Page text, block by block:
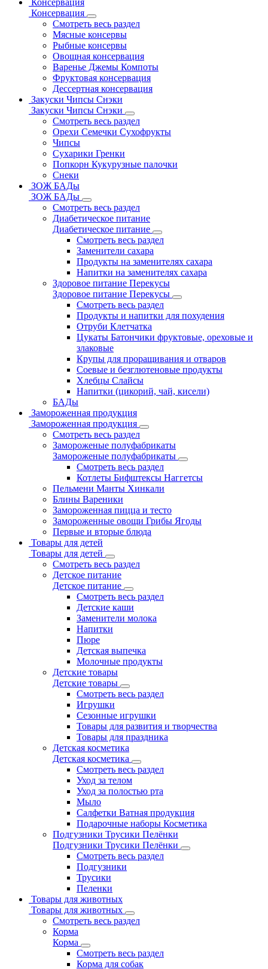
Консервация
Консервация
Смотреть весь раздел
Мясные консервы
Рыбные консервы
Овощная консервация
Варенье Джемы Компоты
Фруктовая консервация
Дессертная консервация
Закуски Чипсы Снэки
Закуски Чипсы Снэки
Смотреть весь раздел
Орехи Семечки Сухофрукты
Чипсы
Сухарики Гренки
Попкорн Кукурузные палочки
Снеки
ЗОЖ БАДы
ЗОЖ БАДы
Смотреть весь раздел
Диабетическое питание
Диабетическое питание
Смотреть весь раздел
Заменители сахара
Продукты на заменителях сахара
Напитки на заменителях сахара
Здоровое питание Перекусы
Здоровое питание Перекусы
Смотреть весь раздел
Продукты и напитки для похудения
Отруби Клетчатка
Цукаты Батончики фруктовые, ореховые и
злаковые
Крупы для проращивания и отваров
Соевые и безглютеновые продукты
Хлебцы Слайсы
Напитки (цикорий, чай, кисели)
БАДы
Замороженная продукция
Замороженная продукция
Смотреть весь раздел
Замороженые полуфабрикаты
Замороженые полуфабрикаты
Смотреть весь раздел
Котлеты Бифштексы Наггетсы
Пельмени Манты Хинкали
Блины Вареники
Замороженная пицца и тесто
Замороженные овощи Грибы Ягоды
Первые и вторые блюда
Товары для детей
Товары для детей
Смотреть весь раздел
Детское питание
Детское питание
Смотреть весь раздел
Детские каши
Заменители молока
Напитки
Пюре
Детская выпечка
Молочные продукты
Детские товары
Детские товары
Смотреть весь раздел
Игрушки
Сезонные игрушки
Товары для развития и творчества
Товары для праздника
Детская косметика
Детская косметика
Смотреть весь раздел
Уход за телом
Уход за полостью рта
Мыло
Салфетки Ватная продукция
Подарочные наборы Косметика
Подгузники Трусики Пелёнки
Подгузники Трусики Пелёнки
Смотреть весь раздел
Подгузники
Трусики
Пеленки
Товары для животных
Товары для животных
Смотреть весь раздел
Корма
Корма
Смотреть весь раздел
Корма для собак